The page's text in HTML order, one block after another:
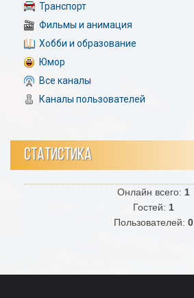
Транспорт
Фильмы и анимация
Хобби и образование
Юмор
Все каналы
Каналы пользователей
СТАТИСТИКА
Онлайн всего: 1
Гостей: 1
Пользователей: 0